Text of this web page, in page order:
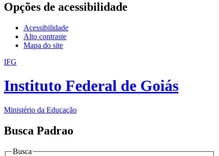
Opções de acessibilidade
Acessibilidade
Alto contraste
Mapa do site
IFG
Instituto Federal de Goiás
Ministério da Educação
Busca Padrao
Busca